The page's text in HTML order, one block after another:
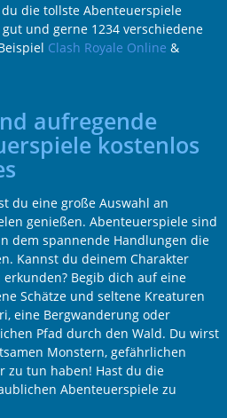
die tollste Abenteuerspiele
und gerne 1234 verschiedene
Clash Royale Online &
aufregende
kostenlos
du eine große Auswahl an
genießen. Abenteuerspiele sind
dem spannende Handlungen die
Kannst du deinem Charakter
Begib dich auf eine
Schätze und seltene Kreaturen
eine Bergwanderung oder
Pfad durch den Wald. Du wirst
Monstern, gefährlichen
zu tun haben! Hast du die
Abenteuerspiele zu